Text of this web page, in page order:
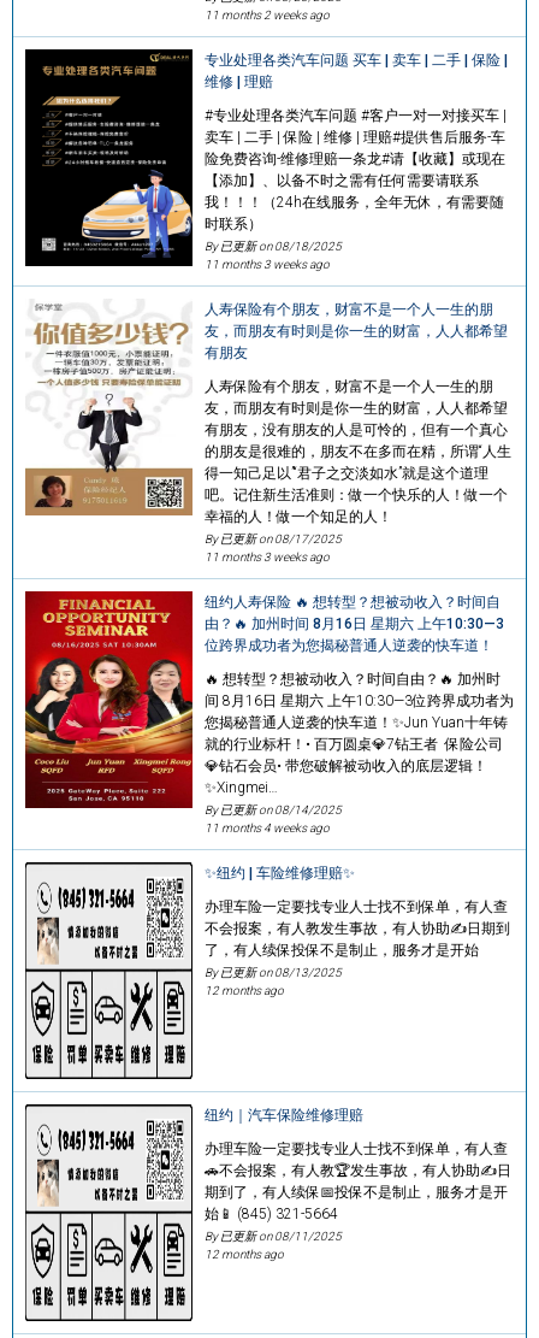
11 months 2 weeks ago
专业处理各类汽车问题 买车 | 卖车 | 二手 | 保险 |
维修 | 理赔
#专业处理各类汽车问题 #客户一对一对接买车 |
卖车 | 二手 | 保险 | 维修 | 理赔#提供售后服务-车
险免费咨询-维修理赔一条龙#请【收藏】或现在
【添加】、以备不时之需有任何需要请联系
我！！！（24h在线服务，全年无休，有需要随
时联系）
By 已更新 on08/18/2025
11 months 3 weeks ago
人寿保险有个朋友，财富不是一个人一生的朋
友，而朋友有时则是你一生的财富，人人都希望
有朋友
人寿保险有个朋友，财富不是一个人一生的朋
友，而朋友有时则是你一生的财富，人人都希望
有朋友，没有朋友的人是可怜的，但有一个真心
的朋友是很难的，朋友不在多而在精，所谓“人生
得一知己足以”“君子之交淡如水”就是这个道理
吧。记住新生活准则：做一个快乐的人！做一个
幸福的人！做一个知足的人！
By 已更新 on08/17/2025
11 months 3 weeks ago
纽约人寿保险 🔥 想转型？想被动收入？时间自
由？🔥 加州时间 8月16日 星期六 上午10:30—3
位跨界成功者为您揭秘普通人逆袭的快车道！
🔥 想转型？想被动收入？时间自由？🔥 加州时
间 8月16日 星期六 上午10:30—3位跨界成功者为
您揭秘普通人逆袭的快车道！✨Jun Yuan十年铸
就的行业标杆！• 百万圆桌💎7钻王者 保险公司
💎钻石会员• 带您破解被动收入的底层逻辑！
✨Xingmei…
By 已更新 on08/14/2025
11 months 4 weeks ago
✨纽约 | 车险维修理赔✨
办理车险一定要找专业人士找不到保单，有人查
不会报案，有人教发生事故，有人协助✍️日期到
了，有人续保投保不是制止，服务才是开始
By 已更新 on08/13/2025
12 months ago
纽约｜汽车保险维修理赔
办理车险一定要找专业人士找不到保单，有人查
🚗不会报案，有人教🏆发生事故，有人协助✍️日
期到了，有人续保📅投保不是制止，服务才是开
始📱 (845) 321-5664
By 已更新 on08/11/2025
12 months ago